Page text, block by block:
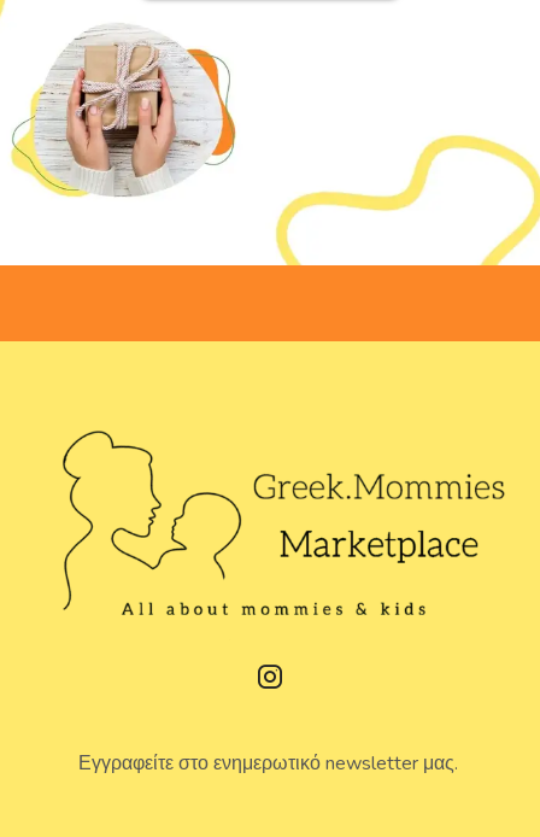
Εγγραφείτε στο ενημερωτικό newsletter μας.